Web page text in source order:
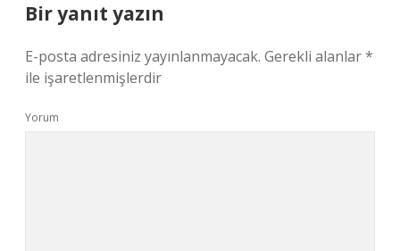
Bir yanıt yazın
E-posta adresiniz yayınlanmayacak. Gerekli alanlar*
ile işaretlenmişlerdir
Yorum